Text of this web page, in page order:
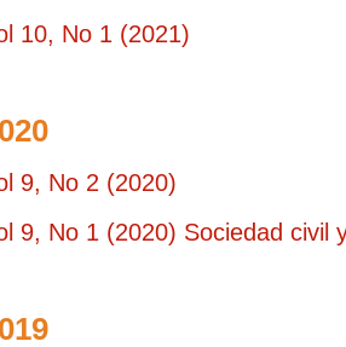
10, No 1 (2021)
9, No 2 (2020)
9, No 1 (2020) Sociedad